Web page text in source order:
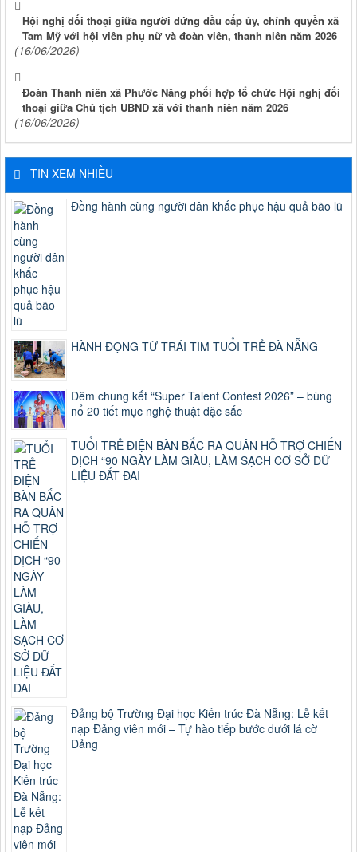
Hội nghị đối thoại giữa người đứng đầu cấp ủy, chính quyền xã
Tam Mỹ với hội viên phụ nữ và đoàn viên, thanh niên năm 2026
(16/06/2026)
Đoàn Thanh niên xã Phước Năng phối hợp tổ chức Hội nghị đối
thoại giữa Chủ tịch UBND xã với thanh niên năm 2026
(16/06/2026)
TIN XEM NHIỀU
Đồng hành cùng người dân khắc phục hậu quả bão lũ
HÀNH ĐỘNG TỪ TRÁI TIM TUỔI TRẺ ĐÀ NẴNG
Đêm chung kết “Super Talent Contest 2026” – bùng
nổ 20 tiết mục nghệ thuật đặc sắc
TUỔI TRẺ ĐIỆN BÀN BẮC RA QUÂN HỖ TRỢ CHIẾN
DỊCH “90 NGÀY LÀM GIÀU, LÀM SẠCH CƠ SỞ DỮ
LIỆU ĐẤT ĐAI
Đảng bộ Trường Đại học Kiến trúc Đà Nẵng: Lễ kết
nạp Đảng viên mới – Tự hào tiếp bước dưới lá cờ
Đảng